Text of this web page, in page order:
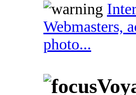
Webmasters,
photo...